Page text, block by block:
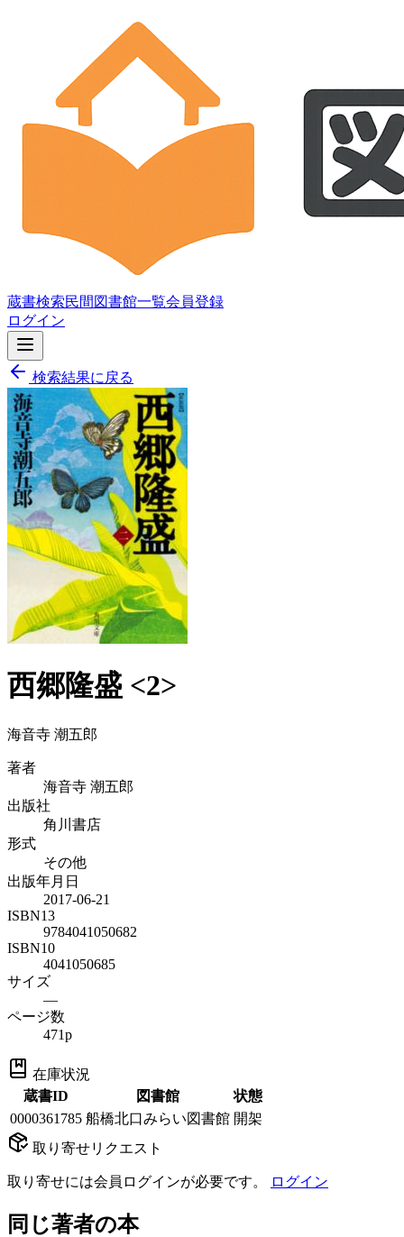
蔵書検索民間図書館一覧会員登録
ログイン
検索結果に戻る
西郷隆盛 <2>
海音寺 潮五郎
著者
海音寺 潮五郎
出版社
角川書店
形式
その他
出版年月日
2017-06-21
ISBN13
9784041050682
ISBN10
4041050685
サイズ
—
ページ数
471p
在庫状況
蔵書ID
図書館
状態
0000361785 船橋北口みらい図書館 開架
取り寄せリクエスト
取り寄せには会員ログインが必要です。 ログイン
同じ著者の本